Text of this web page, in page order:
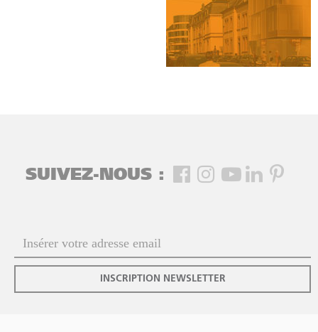
SUIVEZ-NOUS :
INSCRIPTION NEWSLETTER